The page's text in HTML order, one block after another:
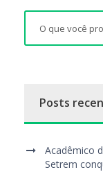
Posts
Acadêmico
Setrem